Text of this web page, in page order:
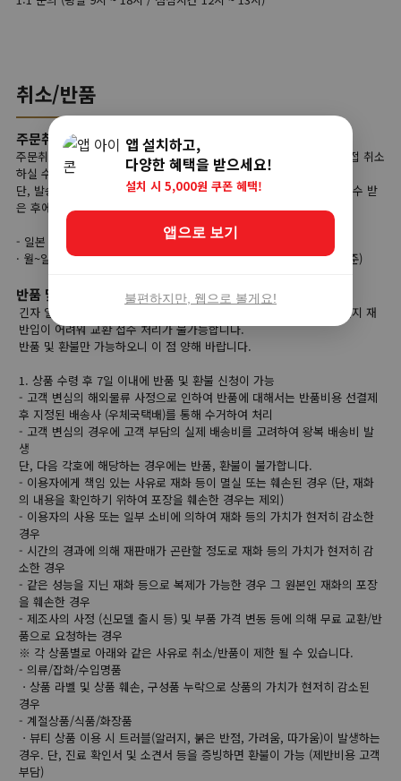
취소/반품
주문취소
주문취소는 상품준비 단계에서는 고객님이 사이트 마이페이지에서 직접 취소
하실 수가 있습니다.
단, 발송대기 단계부터는 고객님의 직접 취소가 불가능하며, 상품을 인수 받
은 후에 반품 접수를 하셔야 합니다.
- 일본 직접 취소가능 시간
· 월~일 주문 당일 오전 00:00부터 당일 오후 23:59까지 (한국시간 기준)
반품 및 교환
긴자 일본직구는 해외 현지 상품을 한국으로 배송하기 때문에 해외 현지 재
반입이 어려워 교환 접수 처리가 불가능합니다.
반품 및 환불만 가능하오니 이 점 양해 바랍니다.
1. 상품 수령 후 7일 이내에 반품 및 환불 신청이 가능
- 고객 변심의 해외물류 사정으로 인하여 반품에 대해서는 반품비용 선결제
후 지정된 배송사 (우체국택배)를 통해 수거하여 처리
- 고객 변심의 경우에 고객 부담의 실제 배송비를 고려하여 왕복 배송비 발
생
단, 다음 각호에 해당하는 경우에는 반품, 환불이 불가합니다.
- 이용자에게 책임 있는 사유로 재화 등이 멸실 또는 훼손된 경우 (단, 재화
의 내용을 확인하기 위하여 포장을 훼손한 경우는 제외)
- 이용자의 사용 또는 일부 소비에 의하여 재화 등의 가치가 현저히 감소한
경우
- 시간의 경과에 의해 재판매가 곤란할 정도로 재화 등의 가치가 현저히 감
소한 경우
- 같은 성능을 지닌 재화 등으로 복제가 가능한 경우 그 원본인 재화의 포장
을 훼손한 경우
- 제조사의 사정 (신모델 출시 등) 및 부품 가격 변동 등에 의해 무료 교환/반
품으로 요청하는 경우
※ 각 상품별로 아래와 같은 사유로 취소/반품이 제한 될 수 있습니다.
- 의류/잡화/수입명품
ㆍ상품 라벨 및 상품 훼손, 구성품 누락으로 상품의 가치가 현저히 감소된
경우
- 계절상품/식품/화장품
ㆍ뷰티 상품 이용 시 트러블(알러지, 붉은 반점, 가려움, 따가움)이 발생하는
경우. 단, 진료 확인서 및 소견서 등을 증빙하면 환불이 가능 (제반비용 고객
부담)
앱 설치하고,
다양한 혜택을 받으세요!
설치 시 5,000원 쿠폰 혜택!
앱으로 보기
불편하지만, 웹으로 볼게요!